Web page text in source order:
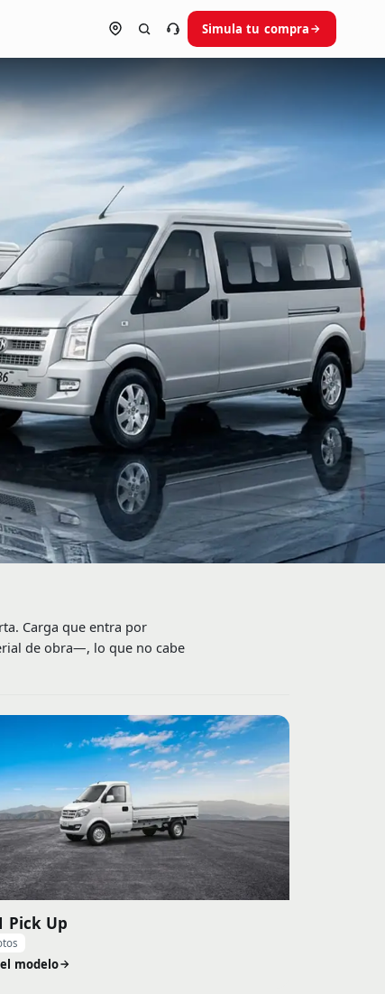
Ubica tu concesionario
Habla con un asesor
Simula tu compra
Carga que entra por
de obra—, lo que no cabe
Pick Up
modelo